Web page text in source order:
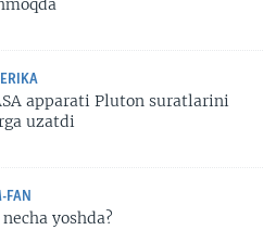
apparati Pluton suratlarini
uzatdi
FAN
necha yoshda?